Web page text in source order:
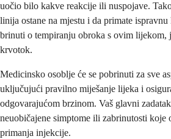
uočio bilo kakve reakcije ili nuspojave.
linija ostane na mjestu i da primate
brinuti o tempiranju obroka s ovim lijekom,
krvotok.
Medicinsko osoblje će se pobrinuti za sve
uključujući pravilno miješanje lijeka i
odgovarajućom brzinom. Vaš glavni
neuobičajene simptome ili zabrinutosti koje
primanja injekcije.